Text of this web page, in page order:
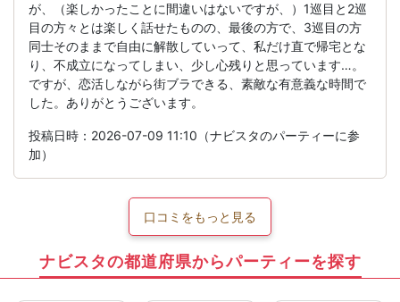
が、（楽しかったことに間違いはないですが、）1巡目と2巡
目の方々とは楽しく話せたものの、最後の方で、3巡目の方
同士そのままで自由に解散していって、私だけ直で帰宅とな
り、不成立になってしまい、少し心残りと思っています…。
ですが、恋活しながら街ブラできる、素敵な有意義な時間で
した。ありがとうございます。
投稿日時：2026-07-09 11:10（ナビスタのパーティーに参
加）
口コミをもっと見る
ナビスタの都道府県からパーティーを探す